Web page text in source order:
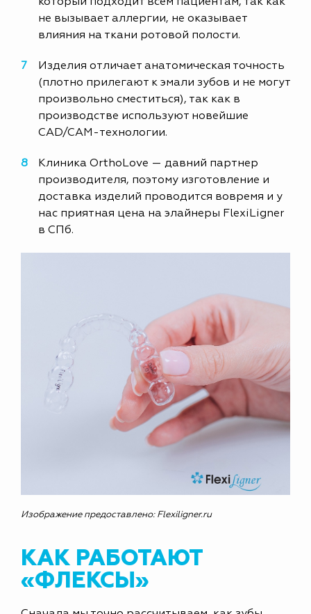
который подходит всем пациентам, так как
не вызывает аллергии, не оказывает
влияния на ткани ротовой полости.
Изделия отличает анатомическая точность
(плотно прилегают к эмали зубов и не могут
произвольно сместиться), так как в
производстве используют новейшие
CAD/CAM-технологии.
Клиника OrthoLove — давний партнер
производителя, поэтому изготовление и
доставка изделий проводится вовремя и у
нас приятная цена на элайнеры FlexiLigner
в СПб.
Изображение предоставлено: Flexiligner.ru
КАК РАБОТАЮТ
«ФЛЕКСЫ»